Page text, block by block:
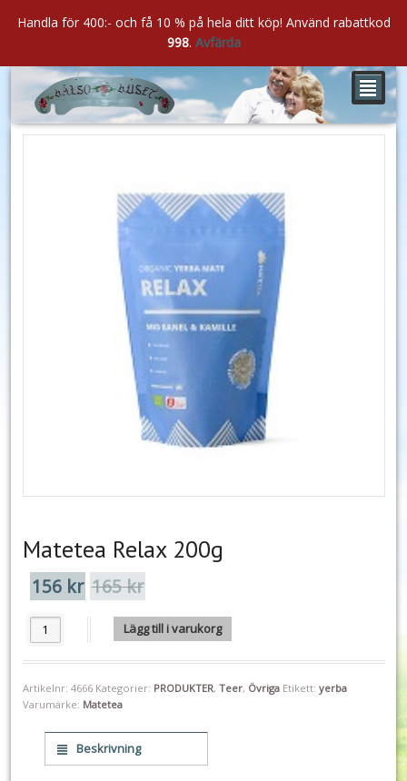
²
Matetea Relax 200g
165krDet
ursprungliga
priset
var:
156 kr
Det
nuvarande
priset
är:
Matetea Relax 200g mängdLägg till i varukorg
Artikelnr: 4666 Kategorier: PRODUKTER, Teer, Övriga Etikett: yerba
Varumärke: Matetea
Beskrivning
Handla för 400:- och få 10 % på hela ditt köp! Använd rabattkod
998. Avfärda